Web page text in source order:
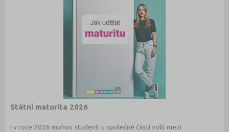
Státní maturita 2026
I v roce 2026 mohou studenti u společné části volit mezi